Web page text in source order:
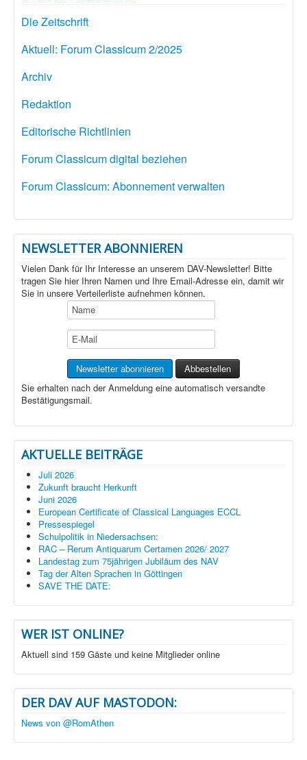
Die Zeitschrift
Aktuell: Forum Classicum 2/2025
Archiv
Redaktion
Editorische Richtlinien
Forum Classicum digital beziehen
Forum Classicum: Abonnement verwalten
NEWSLETTER ABONNIEREN
Vielen Dank für Ihr Interesse an unserem DAV-Newsletter! Bitte
tragen Sie hier Ihren Namen und Ihre Email-Adresse ein, damit wir
Sie in unsere Verteilerliste aufnehmen können.
Sie erhalten nach der Anmeldung eine automatisch versandte
Bestätigungsmail.
AKTUELLE BEITRÄGE
Juli 2026
Zukunft braucht Herkunft
Juni 2026
European Certificate of Classical Languages ECCL
Pressespiegel
Schulpolitik in Niedersachsen:
RAC – Rerum Antiquarum Certamen 2026/ 2027
Landestag zum 75jährigen Jubiläum des NAV
Tag der Alten Sprachen in Göttingen
SAVE THE DATE:
WER IST ONLINE?
Aktuell sind 159 Gäste und keine Mitglieder online
DER DAV AUF MASTODON:
News von @RomAthen